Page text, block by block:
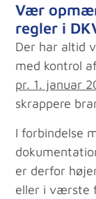
Vær
regler i
Der har altid
med kontrol
pr. 1. januar
skrappere
I forbindelse
er derfor
eller i værste